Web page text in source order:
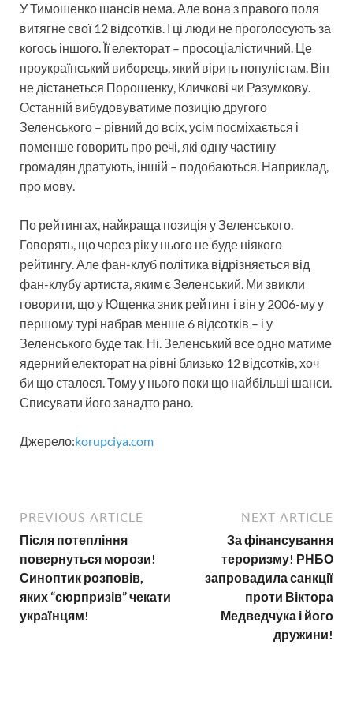
У Тимошенко шансів нема. Але вона з правого поля
витягне свої 12 відсотків. І ці люди не проголосують за
когось іншого. Її електорат – просоціалістичний. Це
проукраїнський виборець, який вірить популістам. Він
не дістанеться Порошенку, Кличкові чи Разумкову.
Останній вибудовуватиме позицію другого
Зеленського – рівний до всіх, усім посміхається і
поменше говорить про речі, які одну частину
громадян дратують, іншій – подобаються. Наприклад,
про мову.
По рейтингах, найкраща позиція у Зеленського.
Говорять, що через рік у нього не буде ніякого
рейтингу. Але фан-клуб політика відрізняється від
фан-клубу артиста, яким є Зеленський. Ми звикли
говорити, що у Ющенка зник рейтинг і він у 2006-му у
першому турі набрав менше 6 відсотків – і у
Зеленського буде так. Ні. Зеленський все одно матиме
ядерний електорат на рівні близько 12 відсотків, хоч
би що сталося. Тому у нього поки що найбільші шанси.
Списувати його занадто рано.
Джерело:korupciya.com
PREVIOUS ARTICLE
Після потепління
повернуться морози!
Синоптик розповів,
яких “сюрпризів” чекати
українцям!
NEXT ARTICLE
За фінансування
тероризму! РНБО
запровадила санкції
проти Віктора
Медведчука і його
дружини!